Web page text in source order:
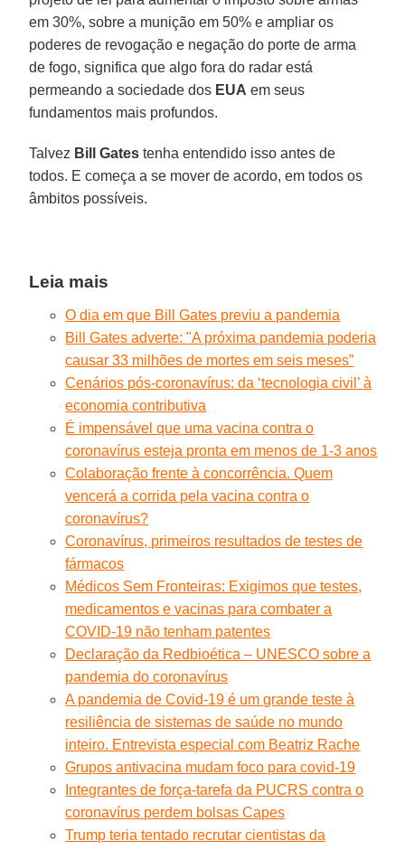
em 30%, sobre a munição em 50% e ampliar os
poderes de revogação e negação do porte de arma
de fogo, significa que algo fora do radar está
permeando a sociedade dos EUA em seus
fundamentos mais profundos.
Talvez Bill Gates tenha entendido isso antes de
todos. E começa a se mover de acordo, em todos os
âmbitos possíveis.
Leia mais
O dia em que Bill Gates previu a pandemia
Bill Gates adverte: "A próxima pandemia poderia
causar 33 milhões de mortes em seis meses”
Cenários pós-coronavírus: da ‘tecnologia civil’ à
economia contributiva
É impensável que uma vacina contra o
coronavírus esteja pronta em menos de 1-3 anos
Colaboração frente à concorrência. Quem
vencerá a corrida pela vacina contra o
coronavírus?
Coronavírus, primeiros resultados de testes de
fármacos
Médicos Sem Fronteiras: Exigimos que testes,
medicamentos e vacinas para combater a
COVID-19 não tenham patentes
Declaração da Redbioética – UNESCO sobre a
pandemia do coronavírus
A pandemia de Covid-19 é um grande teste à
resiliência de sistemas de saúde no mundo
inteiro. Entrevista especial com Beatriz Rache
Grupos antivacina mudam foco para covid-19
Integrantes de força-tarefa da PUCRS contra o
coronavírus perdem bolsas Capes
Trump teria tentado recrutar cientistas da